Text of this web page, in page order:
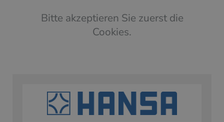
Bitte akzeptieren Sie zuerst die
Cookies.